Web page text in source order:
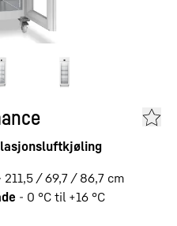
211,5 / 69,7 / 86,7 cm
- 0 °C til +16 °C